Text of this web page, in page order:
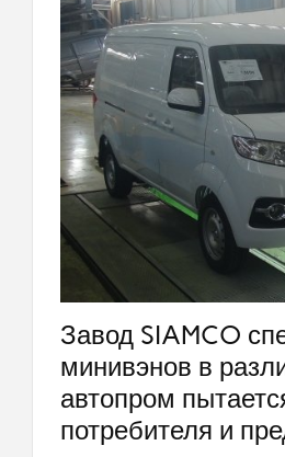
Завод SIAMCO
минивэнов в
автопром
потребителя и